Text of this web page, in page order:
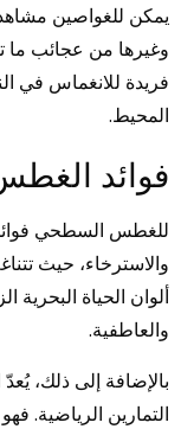
يمكن للغواصين
وغيرها من عجائب
فريدة للانغماس في
المحيط.
فوائد
للغطس السطحي فوائد
والاسترخاء، حيث
ألوان الحياة البحرية
والعاطفية.
بالإضافة إلى ذلك،
التمارين الرياضية.